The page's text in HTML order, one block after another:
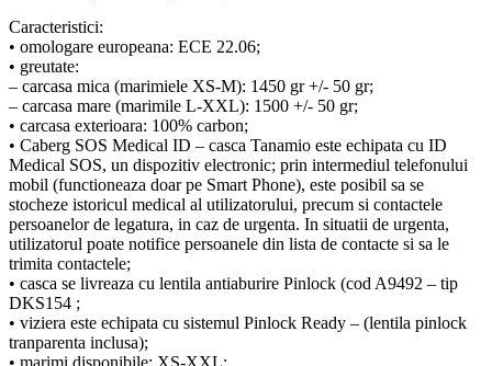
Caracteristici:
• omologare europeana: ECE 22.06;
• greutate:
– carcasa mica (marimiele XS-M): 1450 gr +/- 50 gr;
– carcasa mare (marimile L-XXL): 1500 +/- 50 gr;
• carcasa exterioara: 100% carbon;
• Caberg SOS Medical ID – casca Tanamio este echipata cu ID
Medical SOS, un dispozitiv electronic; prin intermediul telefonului
mobil (functioneaza doar pe Smart Phone), este posibil sa se
stocheze istoricul medical al utilizatorului, precum si contactele
persoanelor de legatura, in caz de urgenta. In situatii de urgenta,
utilizatorul poate notifice persoanele din lista de contacte si sa le
trimita contactele;
• casca se livreaza cu lentila antiaburire Pinlock (cod A9492 – tip
DKS154 ;
• viziera este echipata cu sistemul Pinlock Ready – (lentila pinlock
tranparenta inclusa);
• marimi disponibile: XS-XXL: